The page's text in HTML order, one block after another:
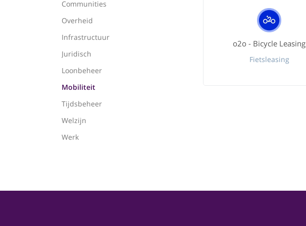
Communities
Overheid
Infrastructuur
Juridisch
Loonbeheer
Mobiliteit
Tijdsbeheer
Welzijn
Werk
o2o - Bicycle Leasing
Fietsleasing